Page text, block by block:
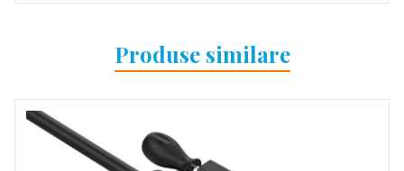
Produse similare